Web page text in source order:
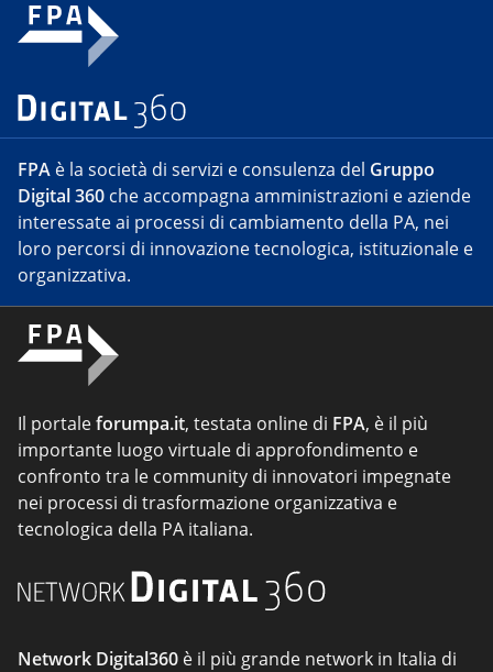
FPA è la società di servizi e consulenza del Gruppo
Digital 360 che accompagna amministrazioni e aziende
interessate ai processi di cambiamento della PA, nei
loro percorsi di innovazione tecnologica, istituzionale e
organizzativa.
Il portaleforumpa.it, testata online di FPA, è il più
importante luogo virtuale di approfondimento e
confronto tra le community di innovatori impegnate
nei processi di trasformazione organizzativa e
tecnologica della PA italiana.
Network Digital360 è il più grande network in Italia di